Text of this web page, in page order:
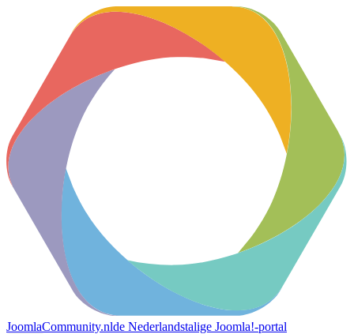
JoomlaCommunity.nlde Nederlandstalige Joomla!-portal